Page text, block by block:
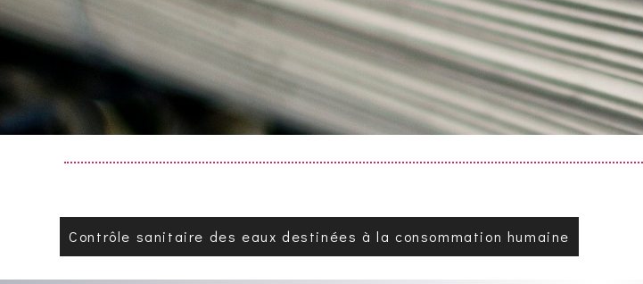
Contrôle sanitaire des eaux destinées à la consommation humaine